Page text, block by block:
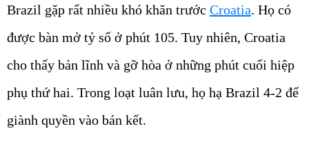
Brazil gặp rất nhiều khó khăn trước Croatia. Họ có
được bàn mở tỷ số ở phút 105. Tuy nhiên, Croatia
cho thấy bản lĩnh và gỡ hòa ở những phút cuối hiệp
phụ thứ hai. Trong loạt luân lưu, họ hạ Brazil 4-2 để
giành quyền vào bán kết.